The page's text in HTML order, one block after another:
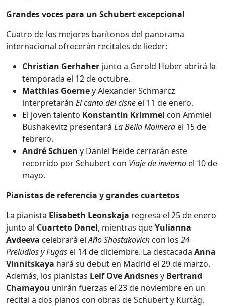
Grandes voces para un Schubert excepcional
Cuatro de los mejores barítonos del panorama
internacional ofrecerán recitales de lieder:
Christian Gerhaher junto a Gerold Huber abrirá la
temporada el 12 de octubre.
Matthias Goerney Alexander Schmarcz
interpretarán El canto del cisne el 11 de enero.
El joven talento Konstantin Krimmel con Ammiel
Bushakevitz presentará La Bella Molinera el 15 de
febrero.
André Schuen y Daniel Heide cerrarán este
recorrido por Schubert con Viaje de invierno el 10 de
mayo.
Pianistas de referencia y grandes cuartetos
La pianista Elisabeth Leonskaja regresa el 25 de enero
junto al Cuarteto Danel, mientras queYulianna
Avdeeva celebrará elAño Shostakovich con los 24
Preludios y Fugas el 14 de diciembre. La destacada Anna
Vinnitskaya hará su debut en Madrid el 29 de marzo.
Además, los pianistas Leif Ove Andsnesy Bertrand
Chamayou unirán fuerzas el 23 de noviembre en un
recital a dos pianos con obras de Schubert y Kurtág.